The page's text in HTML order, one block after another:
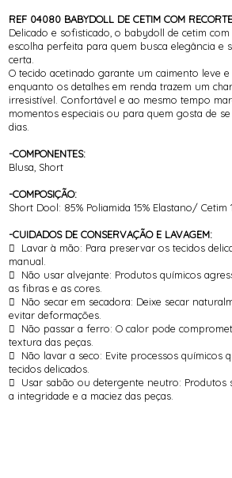
REF 04080 BABYDOLL DE CETIM COM
Delicado e sofisticado, o babydoll de cetim
escolha perfeita para quem busca elegância e
certa.
O tecido acetinado garante um caimento leve e
enquanto os detalhes em renda trazem um
irresistível. Confortável e ao mesmo tempo
momentos especiais ou para quem gosta de
dias.
-COMPONENTES:
Blusa, Short
-COMPOSIÇÃO:
Short Dool: 85% Poliamida 15% Elastano/ Cetim
-CUIDADOS DE CONSERVAÇÃO E LAVAGEM:
 Lavar à mão: Para preservar os tecidos
manual.
 Não usar alvejante: Produtos químicos
as fibras e as cores.
 Não secar em secadora: Deixe secar
evitar deformações.
 Não passar a ferro: O calor pode
textura das peças.
 Não lavar a seco: Evite processos químicos
tecidos delicados.
 Usar sabão ou detergente neutro: Produtos
a integridade e a maciez das peças.